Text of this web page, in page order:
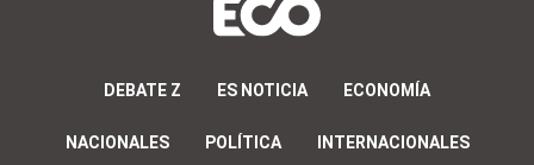
DEBATE Z ES NOTICIA ECONOMÍA
NACIONALES POLÍTICA INTERNACIONALES